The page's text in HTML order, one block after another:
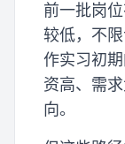
前一批岗
较低，不
作实习初
资高、需
向。